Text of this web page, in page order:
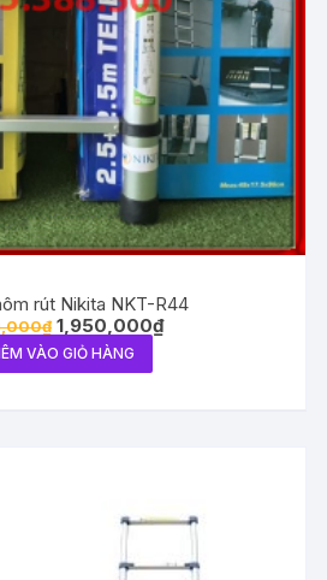
rút Nikita NKT-R44
₫ 1,950,000₫
VÀO GIỎ HÀNG